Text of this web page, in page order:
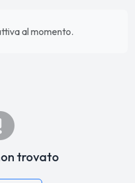
al momento.
trovato